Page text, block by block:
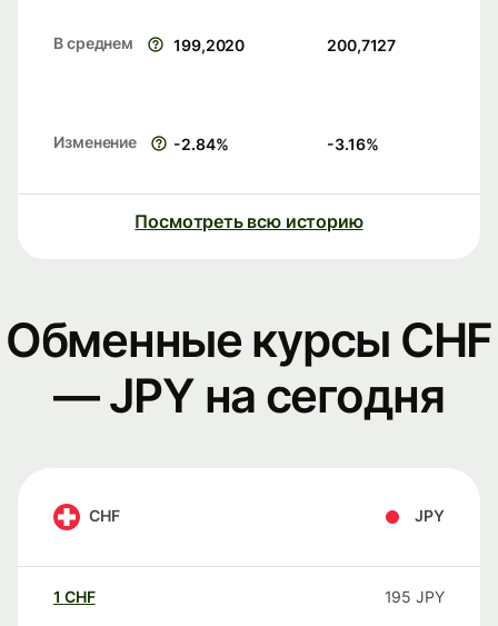
В среднем 199,2020 200,7127
Изменение -2.84% -3.16%
Посмотреть всю историю
Обменные курсы CHF
— JPY на сегодня
CHF JPY
1 CHF 195 JPY